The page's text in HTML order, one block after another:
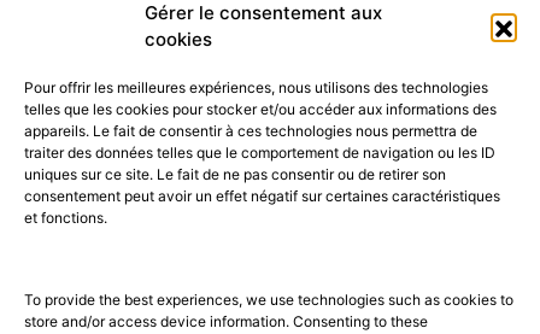
Gérer le consentement aux
cookies
Pour offrir les meilleures expériences, nous utilisons des technologies
telles que les cookies pour stocker et/ou accéder aux informations des
appareils. Le fait de consentir à ces technologies nous permettra de
traiter des données telles que le comportement de navigation ou les ID
uniques sur ce site. Le fait de ne pas consentir ou de retirer son
consentement peut avoir un effet négatif sur certaines caractéristiques
et fonctions.
To provide the best experiences, we use technologies such as cookies to
store and/or access device information. Consenting to these
52K 15K